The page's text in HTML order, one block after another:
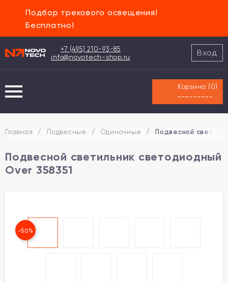
Подбор трекового освещения!
Бесплатно!
+7 (495) 210-93-85
info@novotech-shop.ru
Вход
Корзина ( 0)
---------
Главная / Подвесные / Одиночные / Подвесной
Подвесной светильник светодиодный
Over 358351
-50%